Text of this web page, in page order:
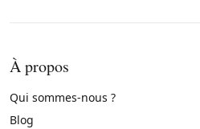
À propos
Qui sommes-nous ?
Blog